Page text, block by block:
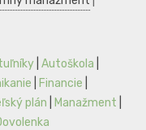
Autoškola
Financie
plán Manažment